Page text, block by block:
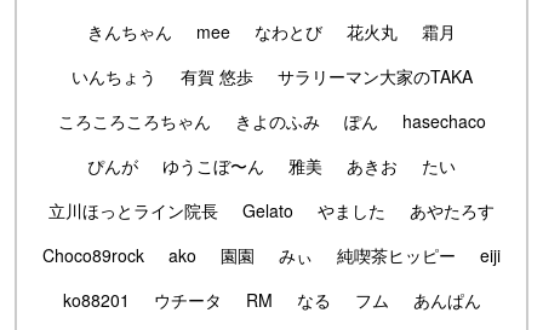
きんちゃん
mee なわとび 花火丸
霜月
いんちょう
有賀 悠歩
サラリーマン大家のTAKA
ころころころちゃん
きよのふみ ぽん
hasechaco
ぴんが
ゆうこぼ〜ん 雅美 あきお
たい
立川ほっとライン院長
Gelato やました
あやたろす
Choco89rock
ako 園園 みぃ 純喫茶ヒッピー
eiji
ko88201
ウチータ RM なる フム
あんぱん